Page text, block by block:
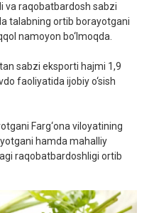
va raqobatbardosh sabzi
talabning ortib borayotgani
namoyon bo‘lmoqda.
sabzi eksporti hajmi 1,9
faoliyatida ijobiy o‘sish
Farg‘ona viloyatining
hamda mahalliy
raqobatbardoshligi ortib